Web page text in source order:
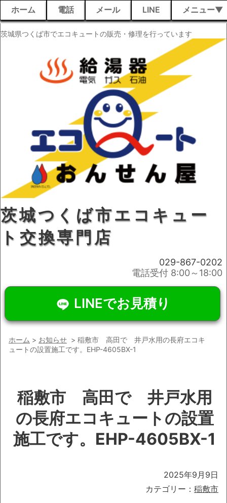
ホーム 電話 メール LINE メニュー
茨城県つくば市でエコキュートの販売・修理を行っています
茨城つくば市エコキュー
ト交換専門店
029-867-0202
電話受付 8:00～18:00
LINEでお見積り
ホーム > お知らせ > 稲敷市 高田で 井戸水用の長府エコキ
ュートの設置施工です。EHP-4605BX-1
稲敷市 高田で 井戸水用
の長府エコキュートの設置
施工です。EHP-4605BX-1
2025年9月9日
カテゴリー： 稲敷市